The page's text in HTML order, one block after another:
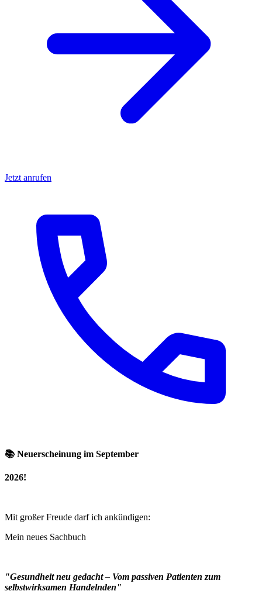
Jetzt anrufen
📚 Neuerscheinung im September
2026!
Mit großer Freude darf ich ankündigen:
Mein neues Sachbuch
"Gesundheit neu gedacht – Vom passiven Patienten zum
selbstwirksamen Handelnden"